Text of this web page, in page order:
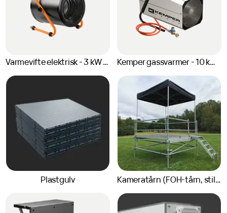
Varmevifte elektrisk - 3 kW (elektrisk byggtørker, vifteovn) Kemper gassvarmer - 10 kW (gass varmekanon)
Plastgulv Kameratårn (FOH-tårn, stillas)